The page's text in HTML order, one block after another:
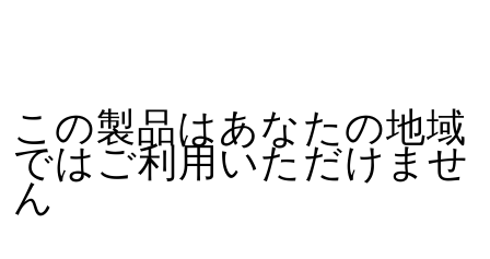
この製品はあなたの地域
ではご利用いただけませ
ん